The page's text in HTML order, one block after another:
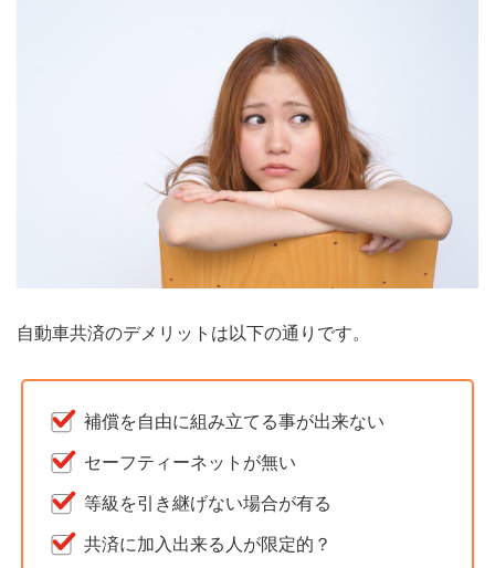
自動車共済のデメリットは以下の通りです。
補償を自由に組み立てる事が出来ない
セーフティーネットが無い
等級を引き継げない場合が有る
共済に加入出来る人が限定的？